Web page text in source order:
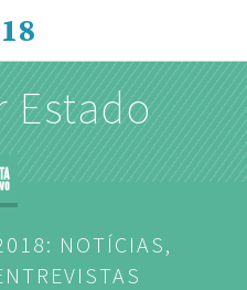
Estado
NOTÍCIAS,